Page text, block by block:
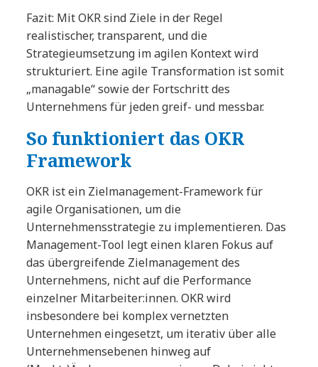
Fazit: Mit OKR sind Ziele in der Regel
realistischer, transparent, und die
Strategieumsetzung im agilen Kontext wird
strukturiert. Eine agile Transformation ist somit
„managable“ sowie der Fortschritt des
Unternehmens für jeden greif- und messbar.
So funktioniert das OKR
Framework
OKR ist ein Zielmanagement-Framework für
agile Organisationen, um die
Unternehmensstrategie zu implementieren. Das
Management-Tool legt einen klaren Fokus auf
das übergreifende Zielmanagement des
Unternehmens, nicht auf die Performance
einzelner Mitarbeiter:innen. OKR wird
insbesondere bei komplex vernetzten
Unternehmen eingesetzt, um iterativ über alle
Unternehmensebenen hinweg auf